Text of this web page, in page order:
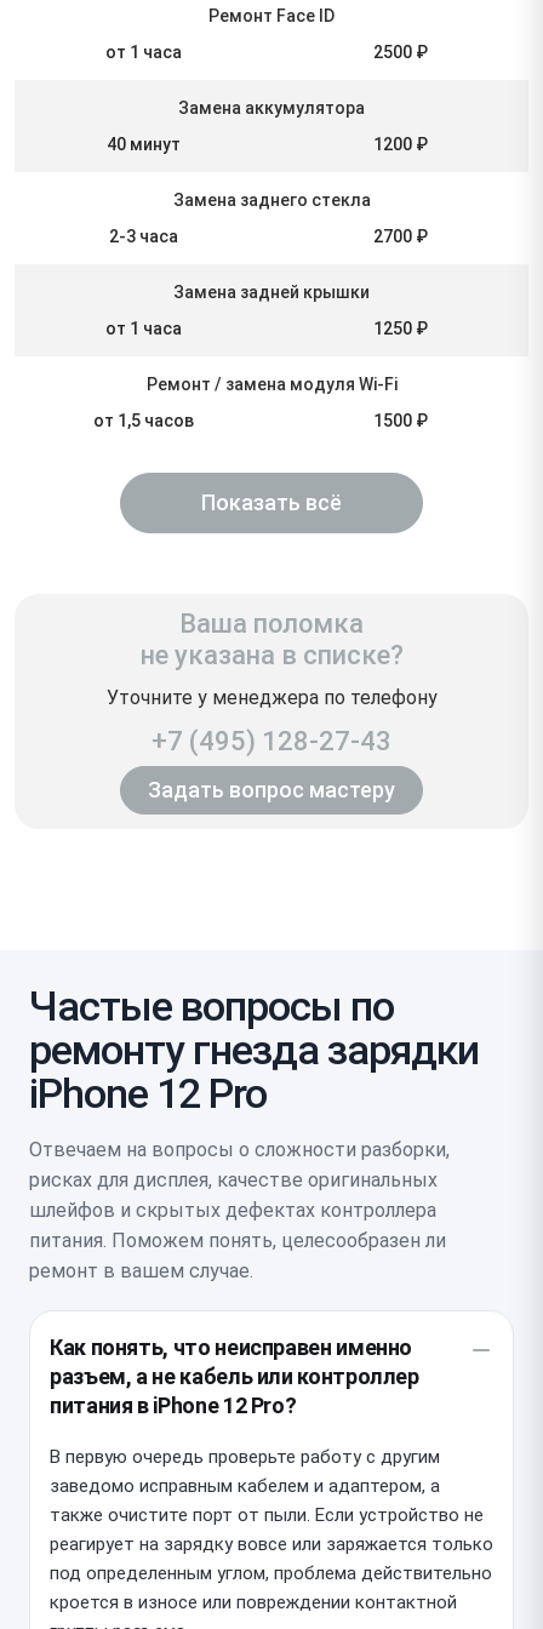
Ремонт Face ID
от 1 часа
2500 ₽
Замена аккумулятора
40 минут
1200 ₽
Замена заднего стекла
2-3 часа
2700 ₽
Замена задней крышки
от 1 часа
1250 ₽
Ремонт / замена модуля Wi-Fi
от 1,5 часов
1500 ₽
Показать всё
Ваша поломка
не указана в списке?
Уточните у менеджера по телефону
+7 (495) 128-27-43
Задать вопрос мастеру
Частые вопросы по
ремонту гнезда зарядки
iPhone 12 Pro
Отвечаем на вопросы о сложности разборки,
рисках для дисплея, качестве оригинальных
шлейфов и скрытых дефектах контроллера
питания. Поможем понять, целесообразен ли
ремонт в вашем случае.
Как понять, что неисправен именно
разъем, а не кабель или контроллер
питания в iPhone 12 Pro?
В первую очередь проверьте работу с другим
заведомо исправным кабелем и адаптером, а
также очистите порт от пыли. Если устройство не
реагирует на зарядку вовсе или заряжается только
под определенным углом, проблема действительно
кроется в износе или повреждении контактной